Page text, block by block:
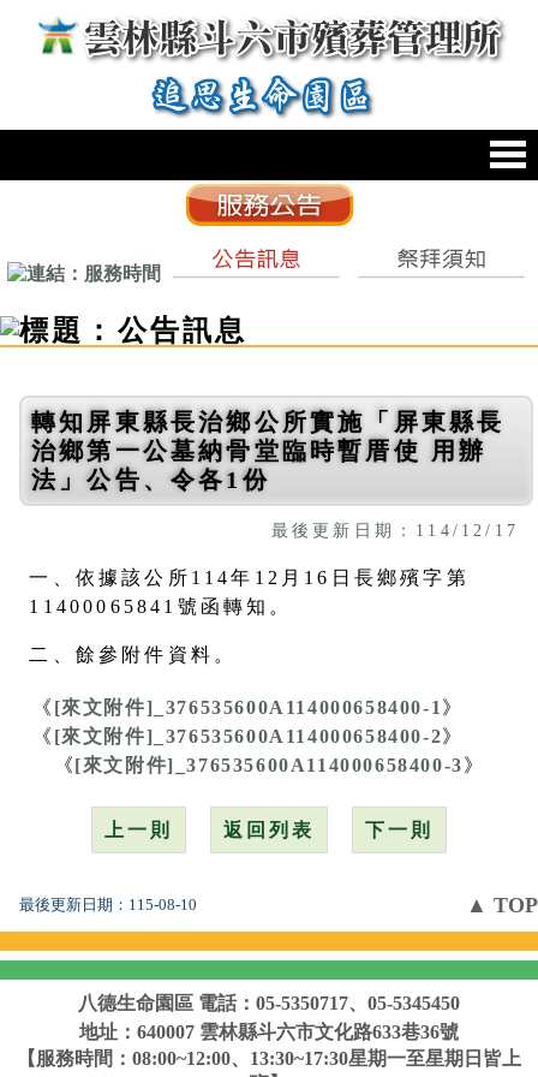
跳到主要內容區塊
轉知屏東縣長治鄉公所實施「屏東縣長
治鄉第一公墓納骨堂臨時暫厝使 用辦
法」公告、令各1份
最後更新日期：114/12/17
一、依據該公所114年12月16日長鄉殯字第
11400065841號函轉知。
二、餘參附件資料。
《 [來文附件]_376535600A114000658400-1 》
《 [來文附件]_376535600A114000658400-2》
《[來文附件]_376535600A114000658400-3》
上一則 返回列表 下一則
最後更新日期： 115-08-10 ▲ TOP
八德生命園區 電話：05-5350717、05-5345450
地址：640007 雲林縣斗六市文化路633巷36號
【服務時間：08:00~12:00、13:30~17:30星期一至星期日皆上